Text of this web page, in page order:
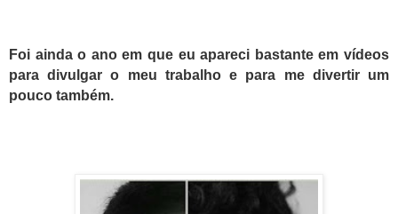
Foi ainda o ano em que eu apareci bastante em vídeos
para divulgar o meu trabalho e para me divertir um
pouco também.